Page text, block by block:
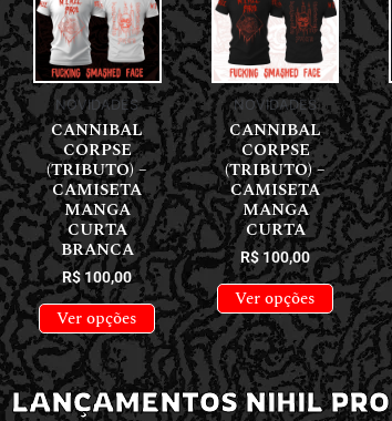
NOVIDADES
CANNIBAL
CORPSE
(TRIBUTO) –
CAMISETA
MANGA
CURTA
BRANCA
R$100,00
Ver opções
NOVIDADES
CANNIBAL
CORPSE
(TRIBUTO) –
CAMISETA
MANGA
CURTA
R$100,00
Ver opções
LANÇAMENTOS NIHIL